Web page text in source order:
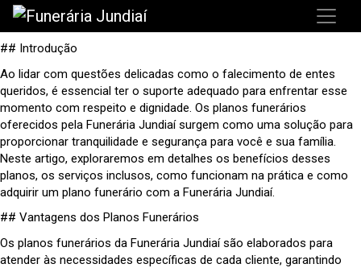
## Introdução
Ao lidar com questões delicadas como o falecimento de entes
queridos, é essencial ter o suporte adequado para enfrentar esse
momento com respeito e dignidade. Os planos funerários
oferecidos pela Funerária Jundiaí surgem como uma solução para
proporcionar tranquilidade e segurança para você e sua família.
Neste artigo, exploraremos em detalhes os benefícios desses
planos, os serviços inclusos, como funcionam na prática e como
adquirir um plano funerário com a Funerária Jundiaí.
## Vantagens dos Planos Funerários
Os planos funerários da Funerária Jundiaí são elaborados para
atender às necessidades específicas de cada cliente, garantindo